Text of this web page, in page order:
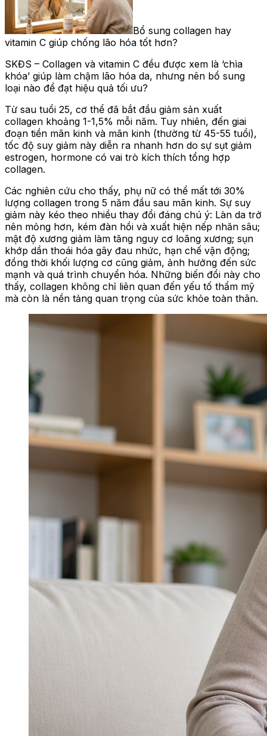
Bổ sung collagen hay
vitamin C giúp chống lão hóa tốt hơn?
SKĐS – Collagen và vitamin C đều được xem là ‘chìa
khóa’ giúp làm chậm lão hóa da, nhưng nên bổ sung
loại nào để đạt hiệu quả tối ưu?
Từ sau tuổi 25, cơ thể đã bắt đầu giảm sản xuất
collagen khoảng 1-1,5% mỗi năm. Tuy nhiên, đến giai
đoạn tiền mãn kinh và mãn kinh (thường từ 45-55 tuổi),
tốc độ suy giảm này diễn ra nhanh hơn do sự sụt giảm
estrogen, hormone có vai trò kích thích tổng hợp
collagen.
Các nghiên cứu cho thấy, phụ nữ có thể mất tới 30%
lượng collagen trong 5 năm đầu sau mãn kinh. Sự suy
giảm này kéo theo nhiều thay đổi đáng chú ý: Làn da trở
nên mỏng hơn, kém đàn hồi và xuất hiện nếp nhăn sâu;
mật độ xương giảm làm tăng nguy cơ loãng xương; sụn
khớp dần thoái hóa gây đau nhức, hạn chế vận động;
đồng thời khối lượng cơ cũng giảm, ảnh hưởng đến sức
mạnh và quá trình chuyển hóa. Những biến đổi này cho
thấy, collagen không chỉ liên quan đến yếu tố thẩm mỹ
mà còn là nền tảng quan trọng của sức khỏe toàn thân.